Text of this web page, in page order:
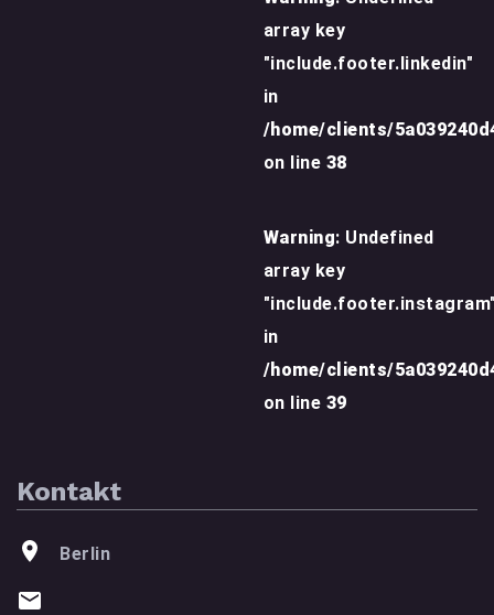
array key
"include.footer.linkedin"
in
/home/clients/
on line 38
Warning: Undefined
array key
in
/home/clients/
on line 39
Kontakt
Berlin